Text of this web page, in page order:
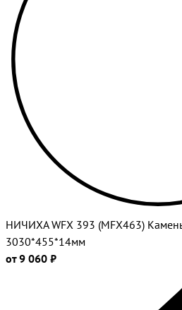
НИЧИХА WFX 393 (MFX463)
3030*455*14мм
от 9 060 ₽